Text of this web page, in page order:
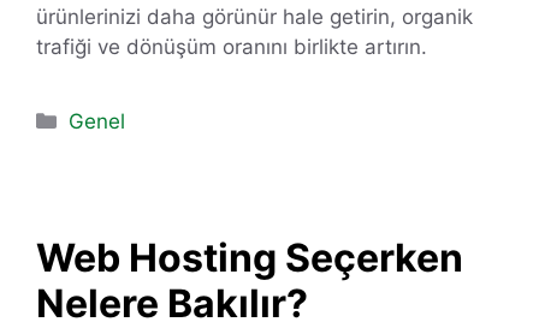
ürünlerinizi daha görünür hale getirin, organik
trafiği ve dönüşüm oranını birlikte artırın.
Kategoriler
Genel
Web Hosting Seçerken
Nelere Bakılır?